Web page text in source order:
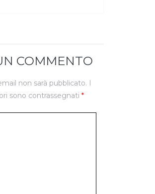
COMMENTO
non sarà pubblicato. I
sono contrassegnati *